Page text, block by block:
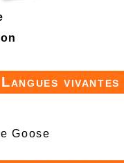
Langues vivantes
Goose